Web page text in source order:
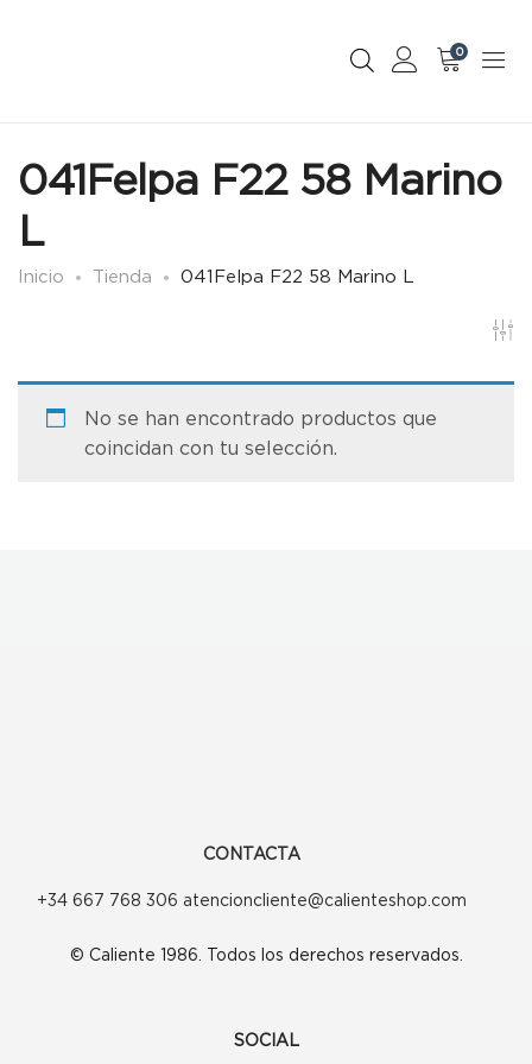
0
041Felpa F22 58 Marino
L
Inicio Tienda 041Felpa F22 58 Marino L
No se han encontrado productos que
coincidan con tu selección.
CONTACTA
+34 667 768 306 atencioncliente@calienteshop.com
© Caliente 1986. Todos los derechos reservados.
SOCIAL